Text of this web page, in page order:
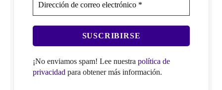
¡No enviamos spam! Lee nuestra política de
privacidad para obtener más información.